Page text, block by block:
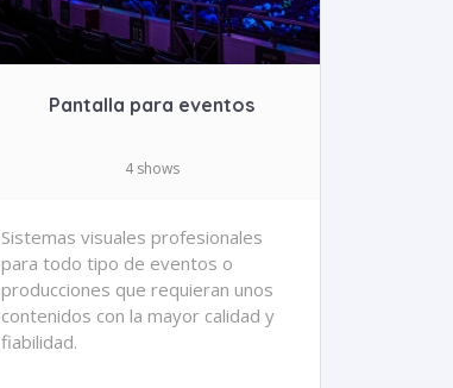
Pantalla para eventos
4 shows
Sistemas visuales profesionales
para todo tipo de eventos o
producciones que requieran unos
contenidos con la mayor calidad y
fiabilidad.